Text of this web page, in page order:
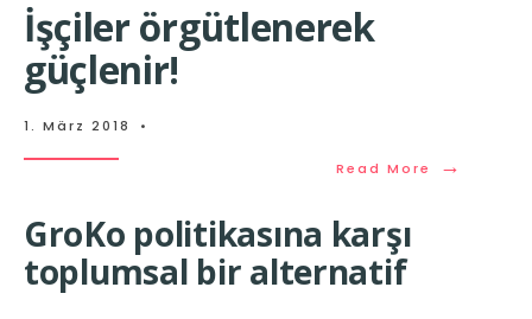
İşçiler örgütlenerek
güçlenir!
1. März 2018 •
Read More →
GroKo politikasına karşı
toplumsal bir alternatif